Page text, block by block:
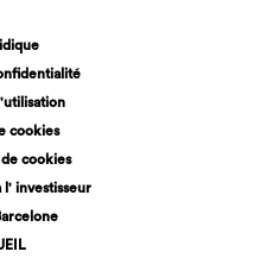
cookies
cookies
l' investisseur